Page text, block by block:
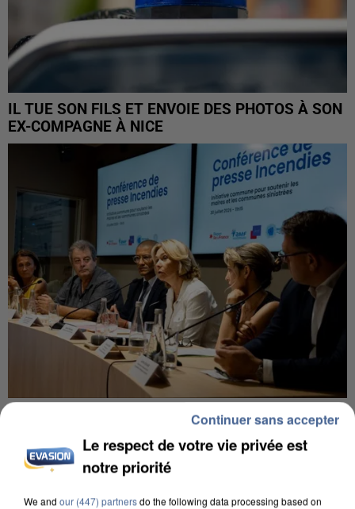
IL TUE SON FILS ET ENVOIE DES PHOTOS À SON
EX-COMPAGNE À NICE
INCENDIES : L’ÎLE-DE-FRANCE LANCE UN ÉLAN
Le respect de votre vie privée est
notre priorité
We and our (447) partnersdo the following data processing based on
Continuer sans accepter